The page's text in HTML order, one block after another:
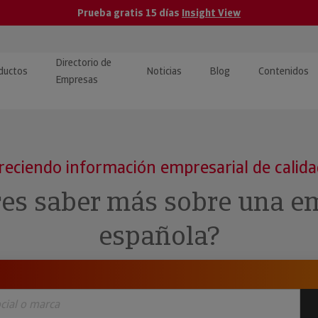
Prueba gratis 15 días Insight View
y ERP
· Recuperación de
Directorio de
Empresas
Noticias Blog Contenidos
Pública
Investigada
información empresarial de
saber más sobre una
española?